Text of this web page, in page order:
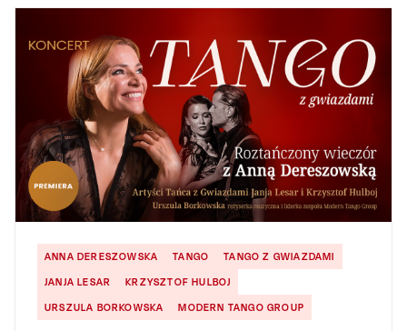
ANNA DERESZOWSKA TANGO
TANGO Z GWIAZDAMI
JANJA LESAR
KRZYSZTOF HULBOJ
URSZULA BORKOWSKA
MODERN TANGO GROUP